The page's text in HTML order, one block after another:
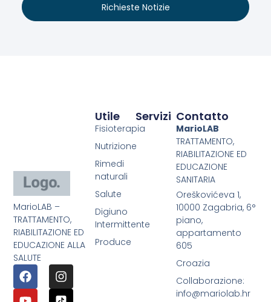
Richieste Notizie
MarioLAB –
TRATTAMENTO,
RIABILITAZIONE ED
EDUCAZIONE ALLA
SALUTE
Servizi
Utile
Fisioterapia
Nutrizione
Rimedi
naturali
Salute
Digiuno
Intermittente
Produce
Contatto
MarioLAB
TRATTAMENTO,
RIABILITAZIONE ED
EDUCAZIONE
SANITARIA
Oreškovićeva 1,
10000 Zagabria, 6°
piano,
appartamento
605
Croazia
Collaborazione:
info@mariolab.hr